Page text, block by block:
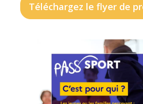
Téléchargez le flyer de